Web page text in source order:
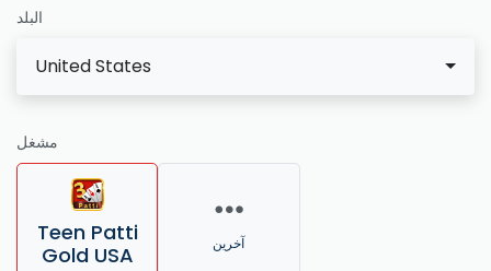
البلد
United States
مشغل
Teen Patti
Gold USA
آخرين